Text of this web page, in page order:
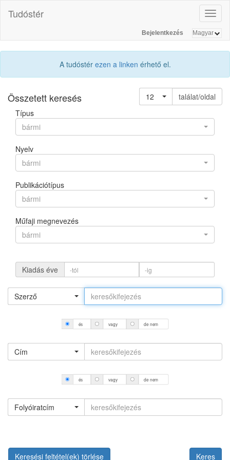
Tudóstér
Bejelentkezés
A tudóstér ezen a linken érhető el.
Összetett keresés 12
találat/oldal
Típus
bármi
Nyelv
bármi
Publikációtípus
bármi
Műfaji megnevezés
bármi
Kiadás éve
Szerző
és vagy de nem
Cím
és vagy de nem
Folyóiratcím
Keresési feltétel(ek) törlése